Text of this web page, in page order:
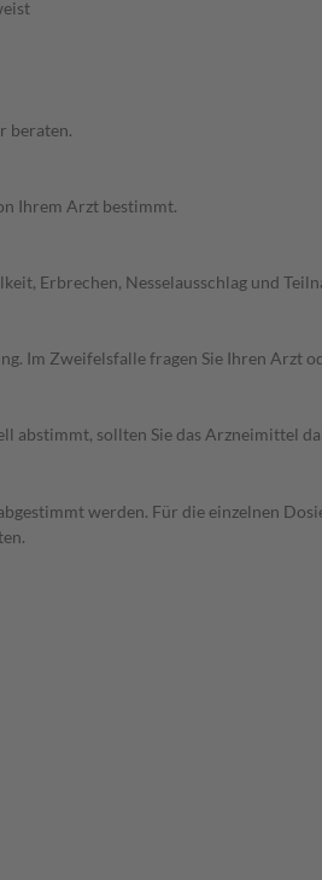
beraten.
Ihrem Arzt bestimmt.
Erbrechen, Nesselausschlag und
Im Zweifelsfalle fragen Sie Ihren Arzt
sollten Sie das Arzneimittel
werden. Für die einzelnen